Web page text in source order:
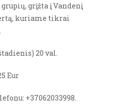
grįžta į Vandenį
kuriame tikrai
20 val.
Eur
+37062033998.